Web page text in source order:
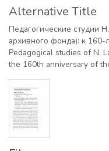
Alternative Title
Педагогические студии
архивного фонда): к
Pedagogical studies of N.
the 160th anniversary of